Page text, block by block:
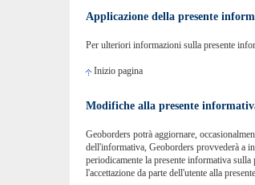
Applicazione della presente
Per ulteriori informazioni sulla presente
Inizio pagina
Modifiche alla presente
Geoborders potrà aggiornare,
dell'informativa, Geoborders provvederà a
periodicamente la presente informativa
l'accettazione da parte dell'utente alla